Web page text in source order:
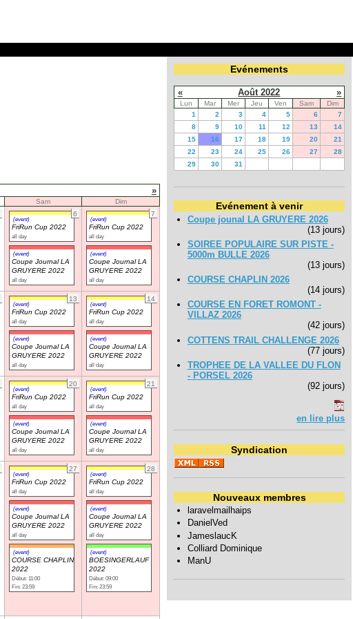
»
Sam
Dim
6
(event)
FriRun Cup 2022
all day
(event)
Coupe Journal LA
GRUYERE 2022
all day
7
(event)
FriRun Cup 2022
all day
(event)
Coupe Journal LA
GRUYERE 2022
all day
13
(event)
FriRun Cup 2022
all day
(event)
Coupe Journal LA
GRUYERE 2022
all day
14
(event)
FriRun Cup 2022
all day
(event)
Coupe Journal LA
GRUYERE 2022
all day
20
(event)
FriRun Cup 2022
all day
(event)
Coupe Journal LA
GRUYERE 2022
all day
21
(event)
FriRun Cup 2022
all day
(event)
Coupe Journal LA
GRUYERE 2022
all day
27
(event)
FriRun Cup 2022
all day
(event)
Coupe Journal LA
GRUYERE 2022
all day
(event)
COURSE CHAPLIN
2022
Début: 11:00
Fin: 23:59
28
(event)
FriRun Cup 2022
all day
(event)
Coupe Journal LA
GRUYERE 2022
all day
(event)
BOESINGERLAUF
2022
Début: 09:00
Fin: 23:59
Evénements
« Août 2022 »
Lun Mar Mer Jeu Ven Sam
Dim
1
2 3 4 5 6
7
8
9 10 11 12 13
14
15
16 17 18 19 20
21
22
23 24 25 26 27
28
29
30 31
Evénement à venir
Coupe jounal LA GRUYERE 2026
(13 jours)
SOIREE POPULAIRE SUR PISTE -
5000m BULLE 2026
(13 jours)
COURSE CHAPLIN 2026
(14 jours)
COURSE EN FORET ROMONT -
VILLAZ 2026
(42 jours)
COTTENS TRAIL CHALLENGE 2026
(77 jours)
TROPHEE DE LA VALLEE DU FLON
- PORSEL 2026
(92 jours)
en lire plus
Syndication
Nouveaux membres
laravelmailhaips
DanielVed
JameslaucK
Colliard Dominique
ManU